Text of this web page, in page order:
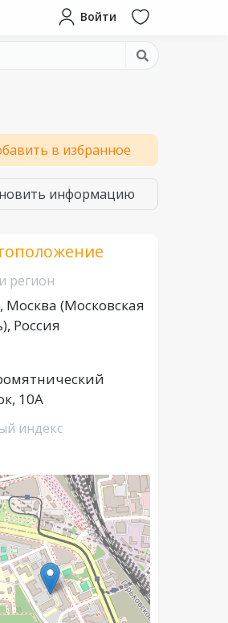
Войти
в избранное
информацию
регион
Москва (Московская
Россия
10А
индекс